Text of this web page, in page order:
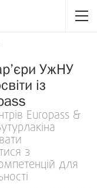
УжНУ
із
Europass &
з
для